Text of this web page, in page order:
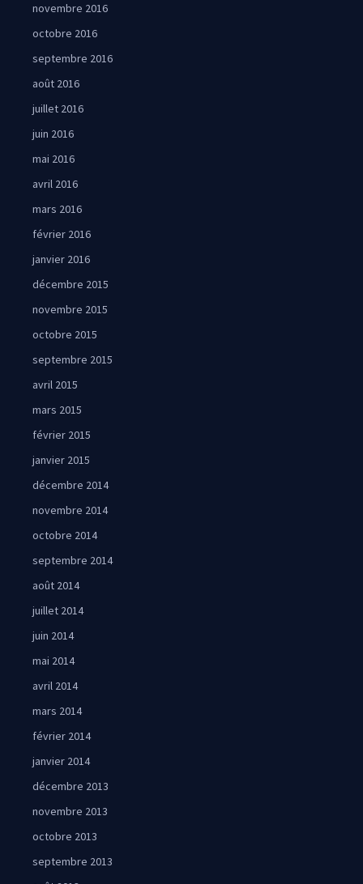
novembre 2016
octobre 2016
septembre 2016
août 2016
juillet 2016
juin 2016
mai 2016
avril 2016
mars 2016
février 2016
janvier 2016
décembre 2015
novembre 2015
octobre 2015
septembre 2015
avril 2015
mars 2015
février 2015
janvier 2015
décembre 2014
novembre 2014
octobre 2014
septembre 2014
août 2014
juillet 2014
juin 2014
mai 2014
avril 2014
mars 2014
février 2014
janvier 2014
décembre 2013
novembre 2013
octobre 2013
septembre 2013